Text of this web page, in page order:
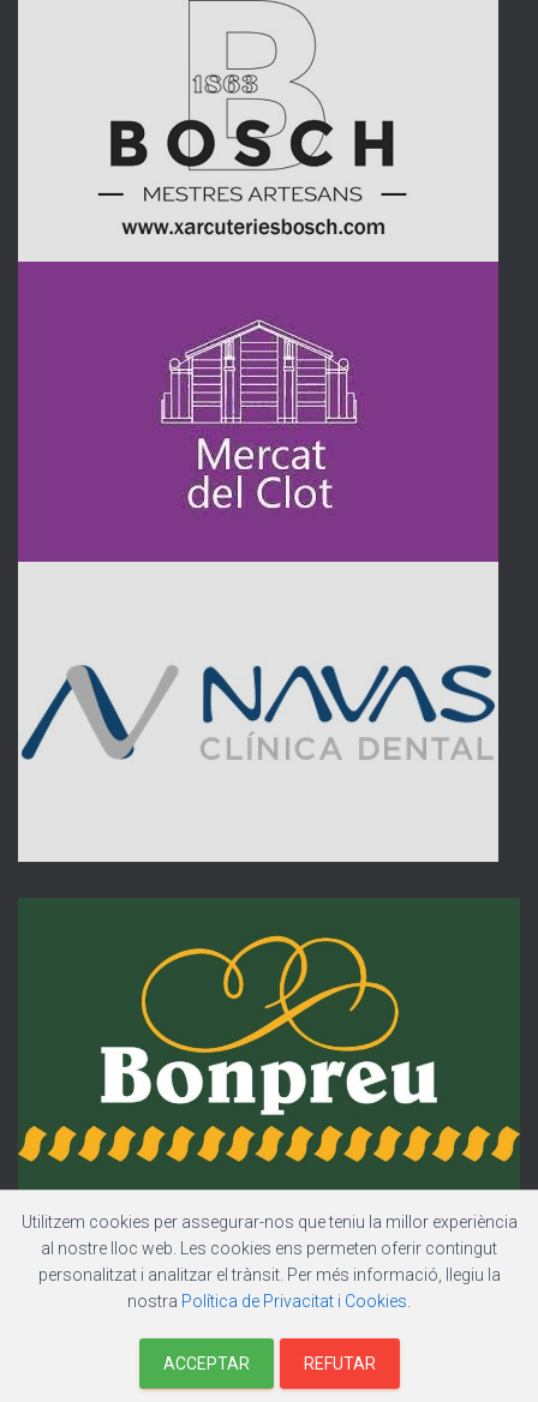
Hestia | Desenvolupat perThemeIsle
Utilitzem cookies per assegurar-nos que teniu la millor experiència
al nostre lloc web. Les cookies ens permeten oferir contingut
personalitzat i analitzar el trànsit. Per més informació, llegiu la
nostra Política de Privacitat i Cookies
ACCEPTAR REFUTAR